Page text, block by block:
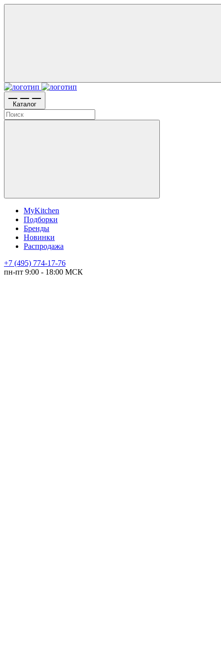
Каталог
MyKitchen
Подборки
Бренды
Новинки
Распродажа
+7 (495) 774-17-76
пн-пт 9:00 - 18:00 МСК